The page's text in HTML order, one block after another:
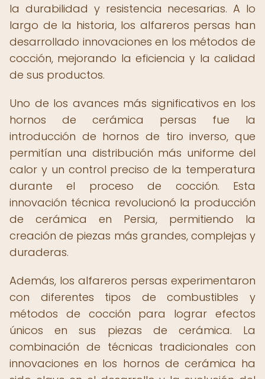
la durabilidad y resistencia necesarias. A lo
largo de la historia, los alfareros persas han
desarrollado innovaciones en los métodos de
cocción, mejorando la eficiencia y la calidad
de sus productos.
Uno de los avances más significativos en los
hornos de cerámica persas fue la
introducción de hornos de tiro inverso, que
permitían una distribución más uniforme del
calor y un control preciso de la temperatura
durante el proceso de cocción. Esta
innovación técnica revolucionó la producción
de cerámica en Persia, permitiendo la
creación de piezas más grandes, complejas y
duraderas.
Además, los alfareros persas experimentaron
con diferentes tipos de combustibles y
métodos de cocción para lograr efectos
únicos en sus piezas de cerámica. La
combinación de técnicas tradicionales con
innovaciones en los hornos de cerámica ha